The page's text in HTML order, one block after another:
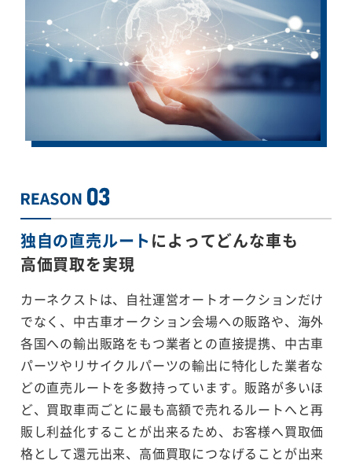
独自の直売ルートによってどんな車も
高価買取を実現
カーネクストは、自社運営オートオークションだけ
でなく、中古車オークション会場への販路や、海外
各国への輸出販路をもつ業者との直接提携、中古車
パーツやリサイクルパーツの輸出に特化した業者な
どの直売ルートを多数持っています。販路が多いほ
ど、買取車両ごとに最も高額で売れるルートへと再
販し利益化することが出来るため、お客様へ買取価
格として還元出来、高価買取につなげることが出来